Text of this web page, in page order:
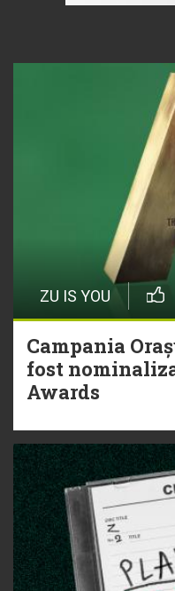
ZU IS YOU
Campania
fost
Awards